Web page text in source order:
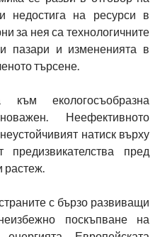
недостига на ресурси в
за нея са технологичните
пазари и измененията в
търсене.
екологосъобразна
Неефективното
натиск върху
пред
растеж.
с бързо развиващи
поскъпване на